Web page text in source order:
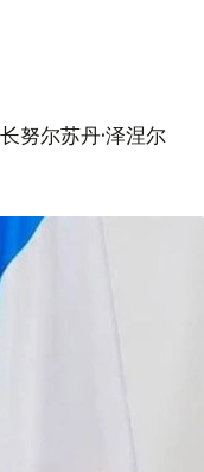
努尔苏丹·泽涅尔